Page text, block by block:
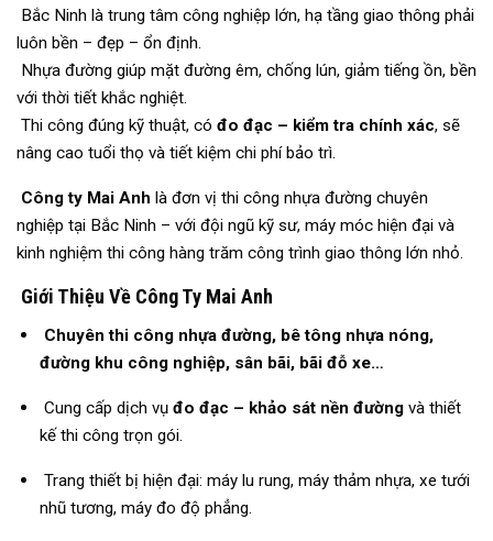
Bắc Ninh là trung tâm công nghiệp lớn, hạ tầng giao thông phải
luôn bền – đẹp – ổn định.
Nhựa đường giúp mặt đường êm, chống lún, giảm tiếng ồn, bền
với thời tiết khắc nghiệt.
Thi công đúng kỹ thuật, có đo đạc – kiểm tra chính xác, sẽ
nâng cao tuổi thọ và tiết kiệm chi phí bảo trì.
Công ty Mai Anh là đơn vị thi công nhựa đường chuyên
nghiệp tại Bắc Ninh – với đội ngũ kỹ sư, máy móc hiện đại và
kinh nghiệm thi công hàng trăm công trình giao thông lớn nhỏ.
Giới Thiệu Về Công Ty Mai Anh
Chuyên thi công nhựa đường, bê tông nhựa nóng,
đường khu công nghiệp, sân bãi, bãi đỗ xe…
Cung cấp dịch vụ đo đạc – khảo sát nền đườngvà thiết
kế thi công trọn gói.
Trang thiết bị hiện đại: máy lu rung, máy thảm nhựa, xe tưới
nhũ tương, máy đo độ phẳng.